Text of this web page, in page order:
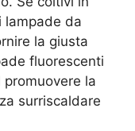
lampade da
la giusta
fluorescenti
promuovere la
surriscaldare